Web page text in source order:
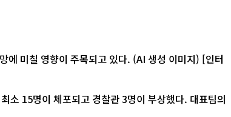
칠 영향이 주목되고 있다. (AI 생성 이미지) [인터
소 15명이 체포되고 경찰관 3명이 부상했다. 대표팀의